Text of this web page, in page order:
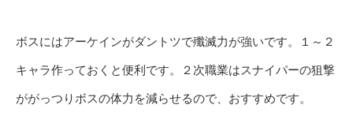
ボスにはアーケインがダントツで殲滅力が強いです。１～２
キャラ作っておくと便利です。２次職業はスナイパーの狙撃
ががっつりボスの体力を減らせるので、おすすめです。